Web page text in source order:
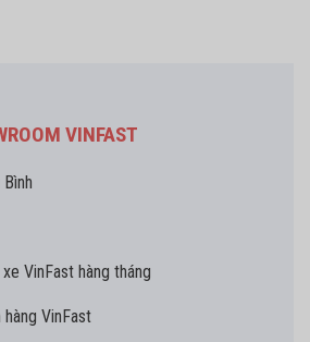
VINFAST
VinFast hàng tháng
VinFast